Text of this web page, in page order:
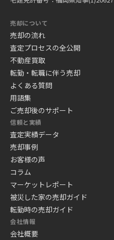
売却について
売却の流れ
査定プロセスの全公開
不動産買取
転勤・転職に伴う売却
よくある質問
用語集
ご売却後のサポート
信頼と実績
査定実績データ
売却事例
お客様の声
コラム
マーケットレポート
被災した家の売却ガイド
転勤時の売却ガイド
会社情報
会社概要